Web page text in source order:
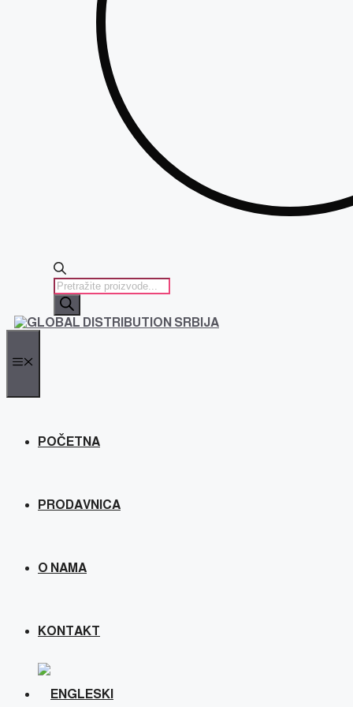
PRODUCTS
SEARCH
POČETNA
PRODAVNICA
O NAMA
KONTAKT